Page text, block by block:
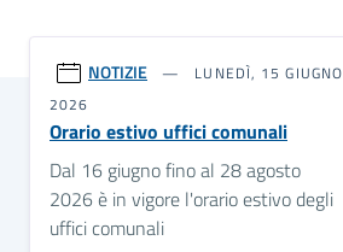
NOTIZIE
LUNEDÌ, 15 GIUGNO
2026
Orario estivo uffici comunali
Dal 16 giugno fino al 28 agosto
2026 è in vigore l'orario estivo degli
uffici comunali